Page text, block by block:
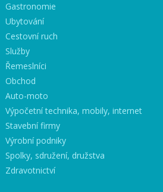
Gastronomie
Ubytování
Cestovní ruch
Služby
Řemeslníci
Obchod
Auto-moto
Výpočetní technika, mobily, internet
Stavební firmy
Výrobní podniky
Spolky, sdružení, družstva
Zdravotnictví